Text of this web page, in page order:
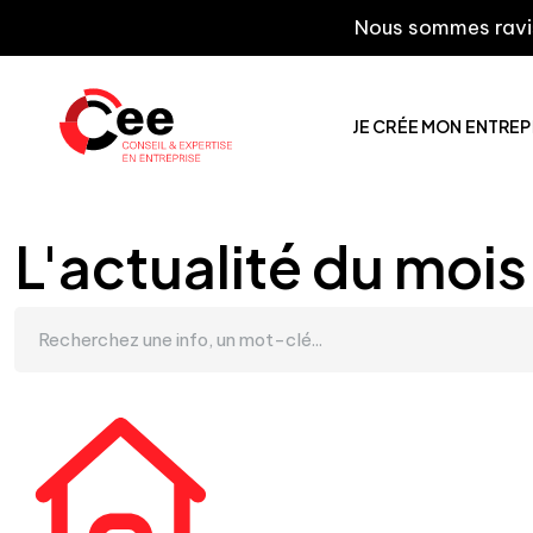
Nous sommes ravis
JE CRÉE MON
L'actualité du mois